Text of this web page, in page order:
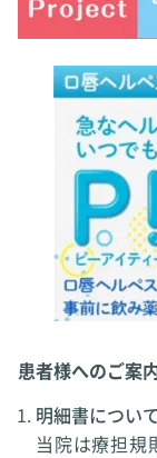
患者様へのご案
明細書につい
当院は療担規